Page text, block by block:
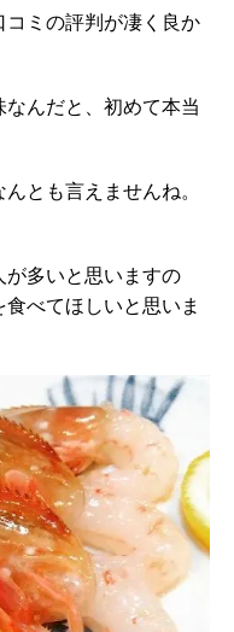
ミの評判が凄く良か
んだと、初めて本当
とも言えませんね。
が多いと思いますの
べてほしいと思いま